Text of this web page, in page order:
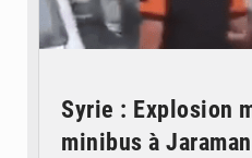
Syrie : Explosion
minibus à